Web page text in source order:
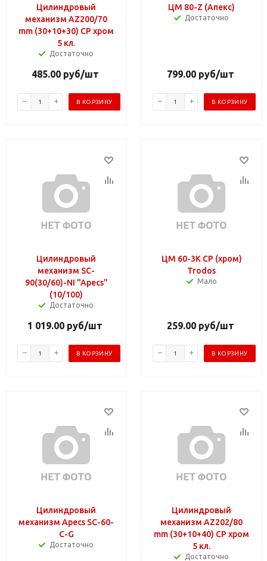
Цилиндровый
механизм AZ200/70
mm (30+10+30) CP хром
5 кл.
Достаточно
485.00руб/шт
В КОРЗИНУ
ЦМ 80-Z (Апекс)
Достаточно
799.00руб/шт
В КОРЗИНУ
Цилиндровый
механизм SC-
90(30/60)-NI "Apecs"
(10/100)
Достаточно
1 019.00 руб/шт
В КОРЗИНУ
ЦМ 60-3К СР (хром)
Trodos
Мало
259.00руб/шт
В КОРЗИНУ
Цилиндровый
механизм Apecs SC-60-
C-G
Достаточно
Цилиндровый
механизм AZ202/80
mm (30+10+40) CP хром
5 кл.
Достаточно